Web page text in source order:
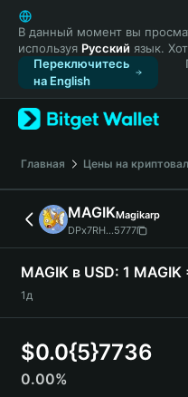
English
日本語
Tiếng Việt
Русский
Español (Latinoamérica)
Türkçe
Français
Deutsch
简体中文
繁體中文
Português (Portugal)
Bahasa Indonesia
ภาษาไทย
हिन्दी
Español
Português (Brasil)
В данный момент вы
используя Русский язык.
Переключитесь
на English
Главная Цены на
MAGIKMagikarp
DPx7RH...5777
MAGIK в USD: 1
1д
$0.0{5}7736
0.00%